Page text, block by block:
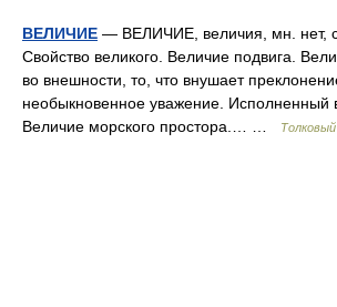
ВЕЛИЧИЕ — ВЕЛИЧИЕ, величия, мн. нет,
Свойство великого. Величие подвига.
во внешности, то, что внушает
необыкновенное уважение. Исполненный
Величие морского простора.… …